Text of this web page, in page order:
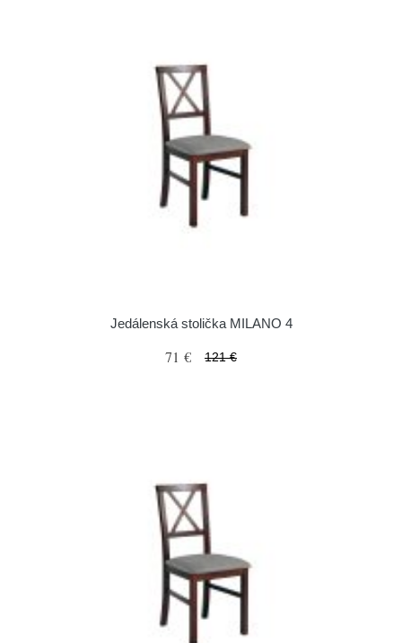
Jedálenská stolička MILANO 4
71 € 121 €